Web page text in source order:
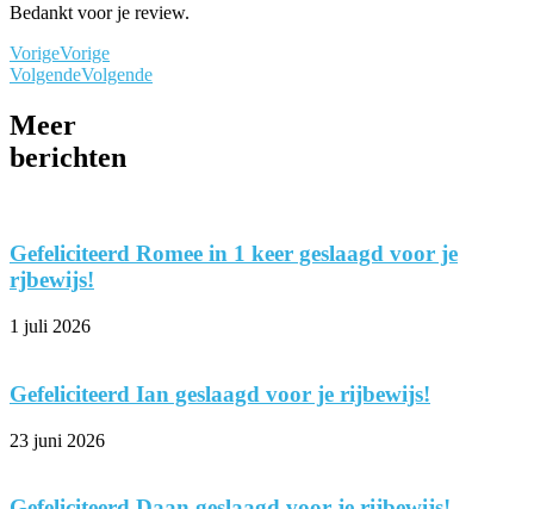
Bedankt voor je review.
VorigeVorige
VolgendeVolgende
Meer
berichten
Gefeliciteerd Romee in 1 keer geslaagd voor je
rjbewijs!
1 juli 2026
Gefeliciteerd Ian geslaagd voor je rijbewijs!
23 juni 2026